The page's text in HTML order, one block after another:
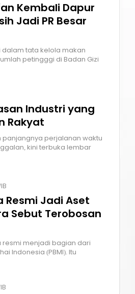
Kembali Dapur
Jadi PR Besar
dalam tata kelola makan
petingggi di Badan Gizi
Industri yang
Rakyat
panjangnya perjalanan waktu
kini terbuka lembar
Resmi Jadi Aset
Sebut Terobosan
resmi menjadi bagian dari
Indonesia (PBMI). Itu